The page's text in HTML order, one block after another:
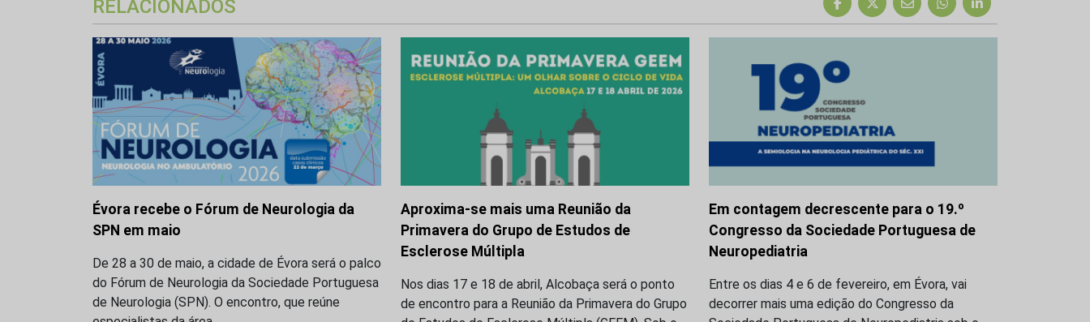
RELACIONADOS
Évora recebe o Fórum de Neurologia da
SPN em maio
De 28 a 30 de maio, a cidade de Évora será o palco
do Fórum de Neurologia da Sociedade Portuguesa
de Neurologia (SPN). O encontro, que reúne
Aproxima-se mais uma Reunião da
Primavera do Grupo de Estudos de
Esclerose Múltipla
Nos dias 17 e 18 de abril, Alcobaça será o ponto
de encontro para a Reunião da Primavera do Grupo
Em contagem decrescente para o 19.º
Congresso da Sociedade Portuguesa de
Neuropediatria
Entre os dias 4 e 6 de fevereiro, em Évora, vai
decorrer mais uma edição do Congresso da